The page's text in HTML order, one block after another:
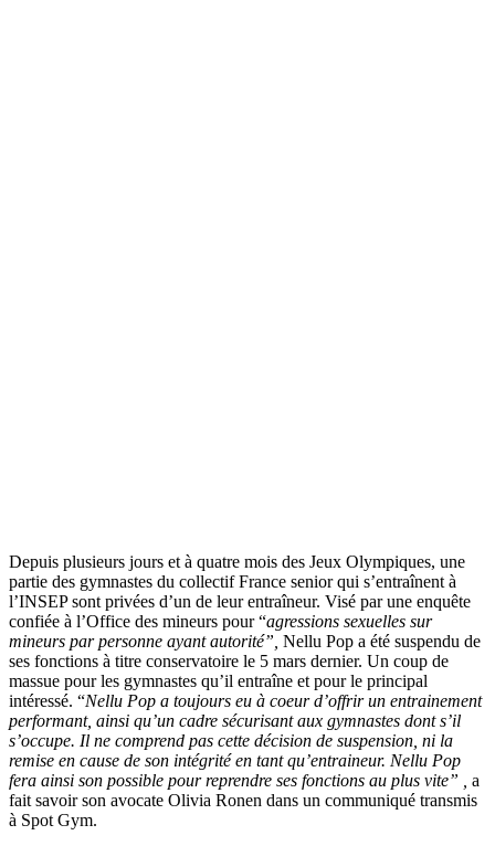
Depuis plusieurs jours et à quatre mois des Jeux Olympiques, une
partie des gymnastes du collectif France senior qui s’entraînent à
l’INSEP sont privées d’un de leur entraîneur. Visé par une enquête
confiée à l’Office des mineurs pour “agressions sexuelles sur
mineurs par personne ayant autorité”, Nellu Pop a été suspendu de
ses fonctions à titre conservatoire le 5 mars dernier. Un coup de
massue pour les gymnastes qu’il entraîne et pour le principal
intéressé. “Nellu Pop a toujours eu à coeur d’offrir un entrainement
performant, ainsi qu’un cadre sécurisant aux gymnastes dont s’il
s’occupe. Il ne comprend pas cette décision de suspension, ni la
remise en cause de son intégrité en tant qu’entraineur. Nellu Pop
fera ainsi son possible pour reprendre ses fonctions au plus vite” , a
fait savoir son avocate Olivia Ronen dans un communiqué transmis
à Spot Gym.